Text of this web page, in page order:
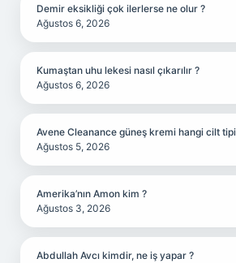
Demir eksikliği çok ilerlerse ne olur ?
Ağustos 6, 2026
Kumaştan uhu lekesi nasıl çıkarılır ?
Ağustos 6, 2026
Avene Cleanance güneş kremi hangi cilt
Ağustos 5, 2026
Amerika’nın Amon kim ?
Ağustos 3, 2026
Abdullah Avcı kimdir, ne iş yapar ?